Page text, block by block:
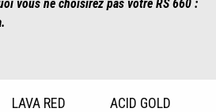
vous ne choisirez pas votre RS 660 :
LAVA RED ACID GOLD